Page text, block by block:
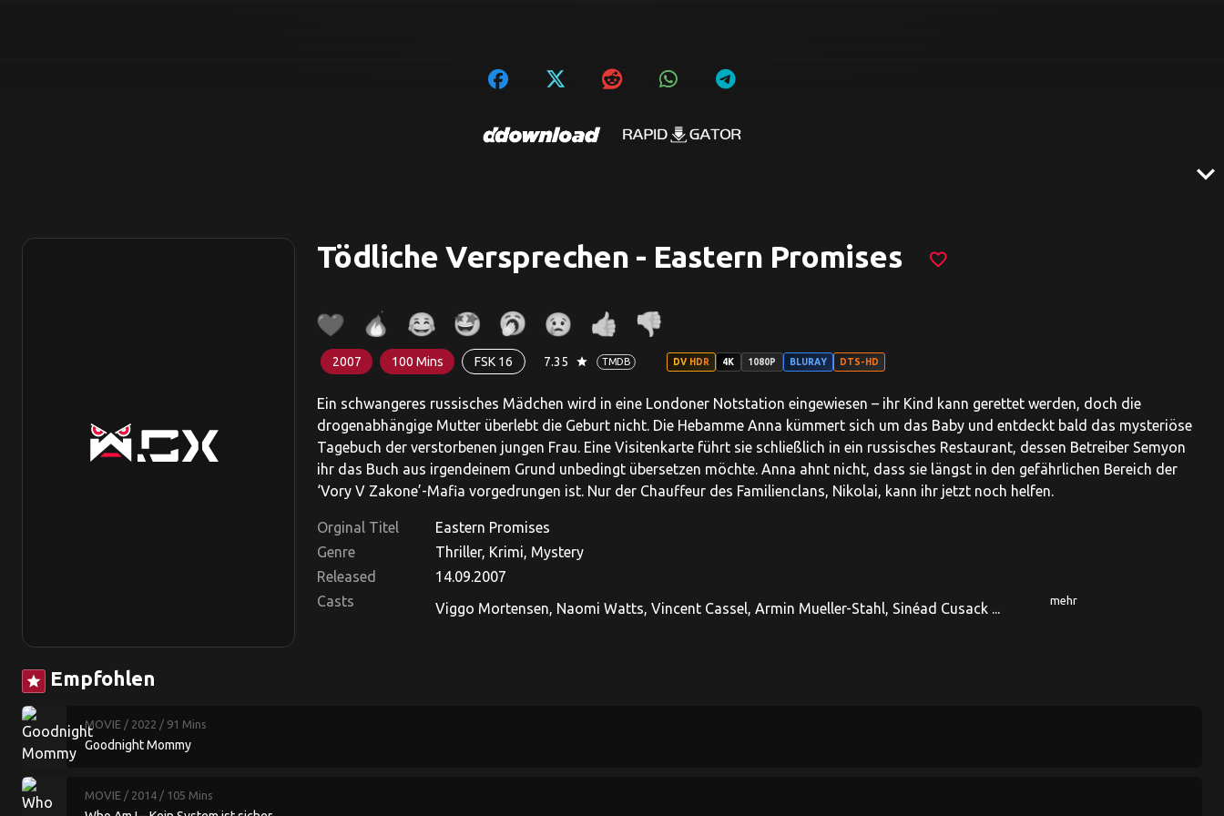
expand_more
Tödliche Versprechen - Eastern Promises favorite_border
2007 100 Mins FSK 16 7.35 star TMDB DV HDR 4K 1080P BLURAY DTS-HD
Ein schwangeres russisches Mädchen wird in eine Londoner Notstation eingewiesen – ihr Kind kann gerettet werden, doch die
drogenabhängige Mutter überlebt die Geburt nicht. Die Hebamme Anna kümmert sich um das Baby und entdeckt bald das mysteriöse
Tagebuch der verstorbenen jungen Frau. Eine Visitenkarte führt sie schließlich in ein russisches Restaurant, dessen Betreiber Semyon
ihr das Buch aus irgendeinem Grund unbedingt übersetzen möchte. Anna ahnt nicht, dass sie längst in den gefährlichen Bereich der
‘Vory V Zakone’-Mafia vorgedrungen ist. Nur der Chauffeur des Familienclans, Nikolai, kann ihr jetzt noch helfen.
Orginal Titel
Eastern Promises
Genre
Thriller, Krimi, Mystery
Released
14.09.2007
Casts
Viggo Mortensen, Naomi Watts, Vincent Cassel, Armin Mueller-Stahl, Sinéad Cusack ...
mehr
star Empfohlen
MOVIE / 2022 / 91 Mins
Goodnight Mommy
MOVIE / 2014 / 105 Mins